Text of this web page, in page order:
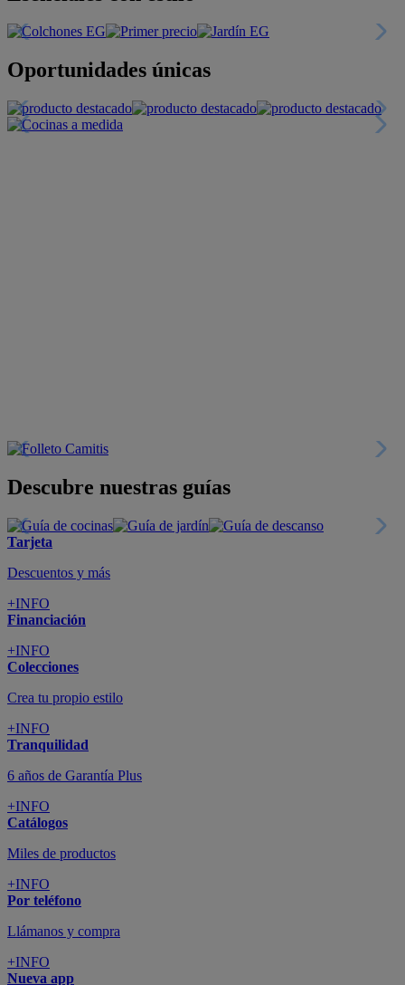
Oportunidades únicas
Descubre nuestras guías
Tarjeta
Descuentos y más
+INFO
Financiación
+INFO
Colecciones
Crea tu propio estilo
+INFO
Tranquilidad
6 años de Garantía Plus
+INFO
Catálogos
Miles de productos
+INFO
Por teléfono
Llámanos y compra
+INFO
Nueva app